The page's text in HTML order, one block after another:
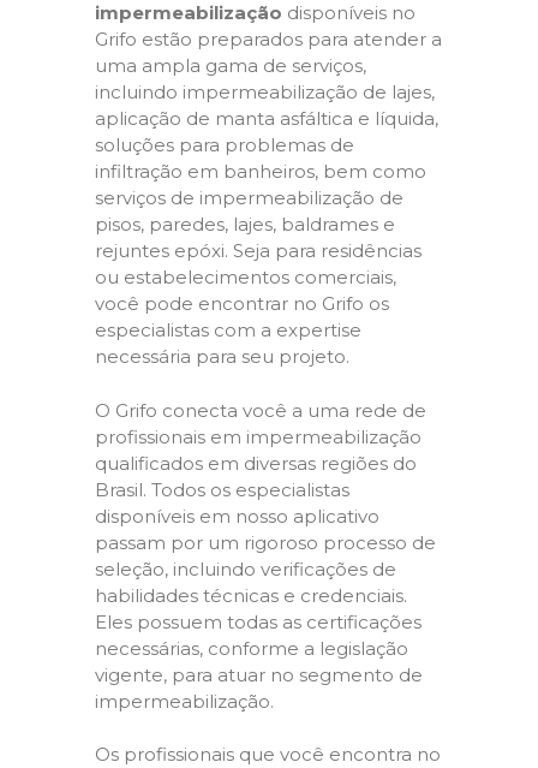
impermeabilização disponíveis no
Grifo estão preparados para atender a
uma ampla gama de serviços,
incluindo impermeabilização de lajes,
aplicação de manta asfáltica e líquida,
soluções para problemas de
infiltração em banheiros, bem como
serviços de impermeabilização de
pisos, paredes, lajes, baldrames e
rejuntes epóxi. Seja para residências
ou estabelecimentos comerciais,
você pode encontrar no Grifo os
especialistas com a expertise
necessária para seu projeto.
O Grifo conecta você a uma rede de
profissionais em impermeabilização
qualificados em diversas regiões do
Brasil. Todos os especialistas
disponíveis em nosso aplicativo
passam por um rigoroso processo de
seleção, incluindo verificações de
habilidades técnicas e credenciais.
Eles possuem todas as certificações
necessárias, conforme a legislação
vigente, para atuar no segmento de
impermeabilização.
Os profissionais que você encontra no